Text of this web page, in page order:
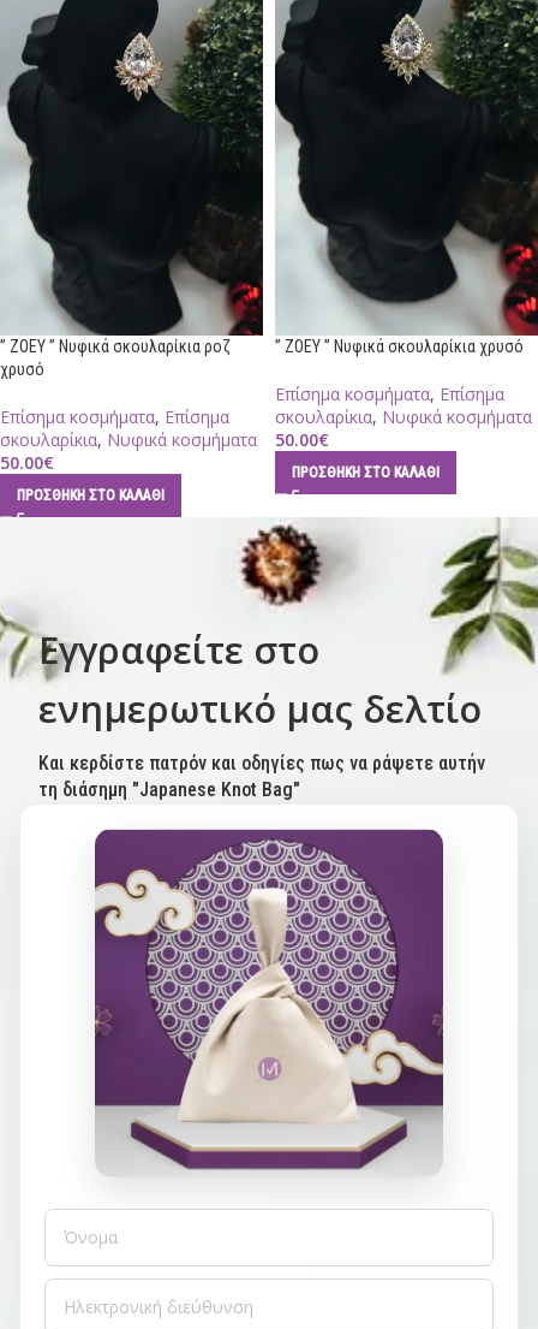
” ZOEY ” Νυφικά σκουλαρίκια ροζ
χρυσό
Επίσημα κοσμήματα, Επίσημα
σκουλαρίκια, Νυφικά κοσμήματα
50.00€
ΠΡΟΣΘΉΚΗ ΣΤΟ ΚΑΛΆΘΙ
” ZOEY ” Νυφικά σκουλαρίκια χρυσό
Επίσημα κοσμήματα, Επίσημα
σκουλαρίκια, Νυφικά κοσμήματα
50.00€
ΠΡΟΣΘΉΚΗ ΣΤΟ ΚΑΛΆΘΙ
Εγγραφείτε στο
ενημερωτικό μας δελτίο
Και κερδίστε πατρόν και οδηγίες πως να ράψετε αυτήν
τη διάσημη "Japanese Knot Bag"